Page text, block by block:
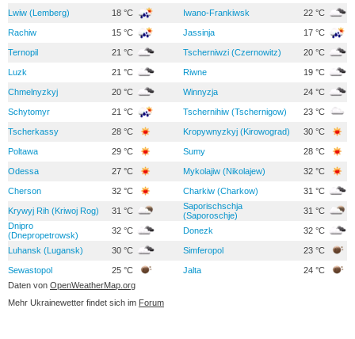
Lwiw (Lemberg) 18 °C Iwano-Frankiwsk 22 °C
Rachiw 15 °C Jassinja 17 °C
Ternopil 21 °C Tscherniwzi (Czernowitz) 20 °C
Luzk 21 °C Riwne 19 °C
Chmelnyzkyj 20 °C Winnyzja 24 °C
Schytomyr 21 °C Tschernihiw (Tschernigow) 23 °C
Tscherkassy 28 °C Kropywnyzkyj (Kirowograd) 30 °C
Poltawa 29 °C Sumy 28 °C
Odessa 27 °C Mykolajiw (Nikolajew) 32 °C
Cherson 32 °C Charkiw (Charkow) 31 °C
Krywyj Rih (Kriwoj Rog) 31 °C
Saporischschja
(Saporoschje)
31 °C
Dnipro
(Dnepropetrowsk)
32 °C Donezk 32 °C
Luhansk (Lugansk) 30 °C Simferopol 23 °C
Sewastopol 25 °C Jalta
24 °C
Daten von OpenWeatherMap.org
Mehr Ukrainewetter findet sich im Forum